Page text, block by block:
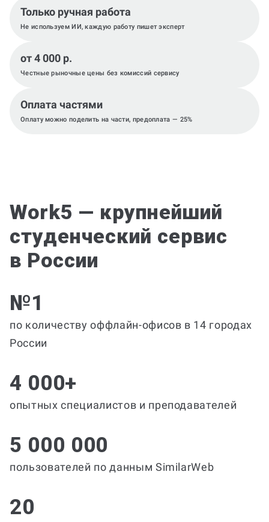
Только ручная работа
Не используем ИИ, каждую работу пишет эксперт
от 4 000 р.
Честные рыночные цены без комиссий сервису
Оплата частями
Оплату можно поделить на части, предоплата — 25%
Work5 — крупнейший
студенческий сервис
в России
№1
по количеству оффлайн-офисов в 14 городах
России
4 000+
опытных специалистов и преподавателей
5 000 000
пользователей по данным SimilarWeb
20